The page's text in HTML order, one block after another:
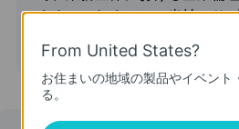
ます。これまでに、当社のサ
が誠実協議条項を含めた契約
From United States?
お住まいの地域の製品やイベント
る。